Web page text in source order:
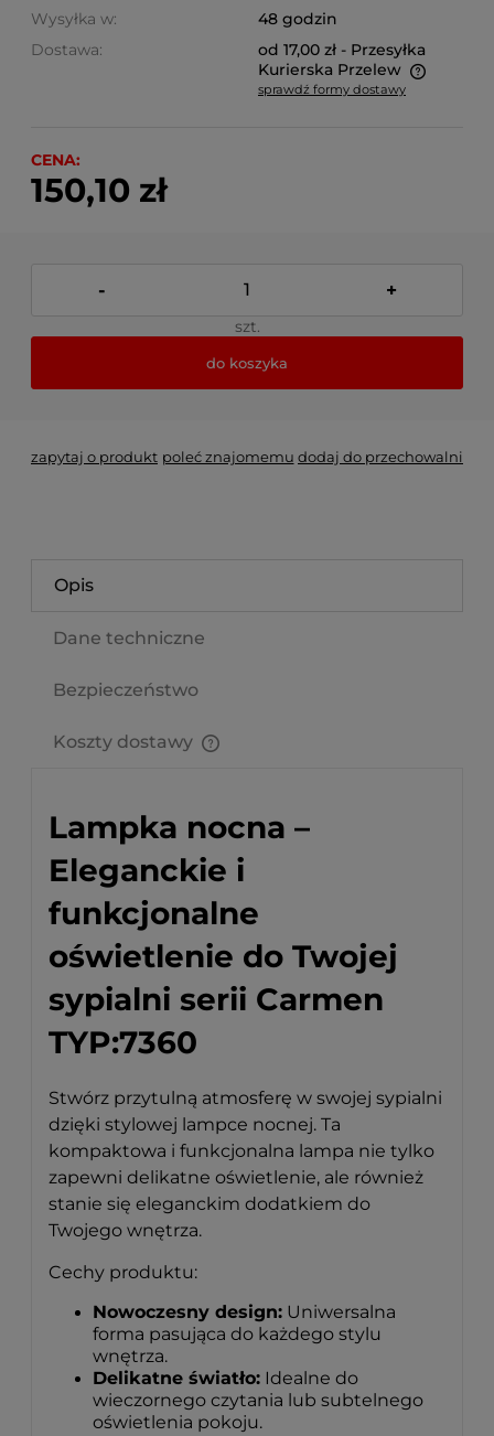
Wysyłka w:
48 godzin
Dostawa:
od 17,00 zł - Przesyłka
Kurierska Przelew
Cena nie zawiera ewentualnych kosztów płatności
sprawdź formy dostawy
CENA:
150,10 zł
- +
szt.
do koszyka
zapytaj o produkt poleć znajomemu dodaj do przechowalni
Opis
Dane techniczne
Bezpieczeństwo
Koszty dostawy
Lampka nocna –
Eleganckie i
funkcjonalne
oświetlenie do Twojej
sypialni serii Carmen
TYP:7360
Stwórz przytulną atmosferę w swojej sypialni
dzięki stylowej lampce nocnej. Ta
kompaktowa i funkcjonalna lampa nie tylko
zapewni delikatne oświetlenie, ale również
stanie się eleganckim dodatkiem do
Twojego wnętrza.
Cechy produktu:
Nowoczesny design: Uniwersalna
forma pasująca do każdego stylu
wnętrza.
Delikatne światło: Idealne do
wieczornego czytania lub subtelnego
oświetlenia pokoju.